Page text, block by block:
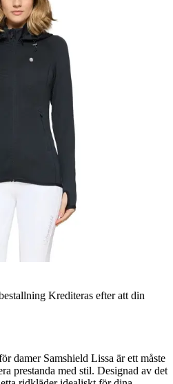
Krediteras efter att din
damer Samshield Lissa är ett måste
prestanda med stil. Designad av det